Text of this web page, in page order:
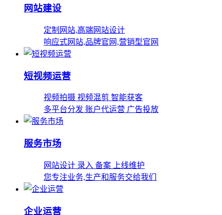
网站建设
定制网站,高端网站设计
响应式网站,品牌官网,营销型官网
短视频运营
视频拍摄 视频混剪 智能获客
多平台分发 账户代运营 广告投放
服务市场
网站设计 录入 备案 上线维护
您专注业务,生产和服务交给我们
企业运营